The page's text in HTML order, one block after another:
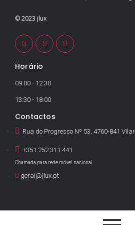
© 2023 jlux
Horário
09:00 - 12:30
13:30 - 18:00
Contactos
Rua do Progresso Nº 53, 4760-841
+351 252 311 441
Chamada para rede móvel nacional
geral@jlux.pt